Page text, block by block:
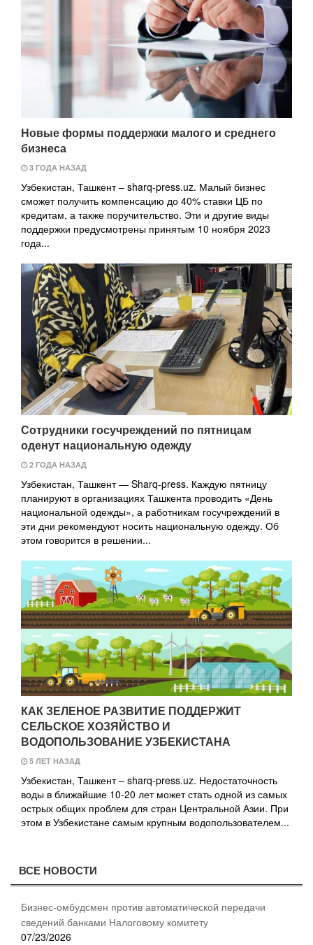
Новые формы поддержки малого и среднего
бизнеса
3 ГОДА НАЗАД
Узбекистан, Ташкент – sharq-press.uz. Малый бизнес
сможет получить компенсацию до 40% ставки ЦБ по
кредитам, а также поручительство. Эти и другие виды
поддержки предусмотрены принятым 10 ноября 2023
года...
Сотрудники госучреждений по пятницам
оденут национальную одежду
2 ГОДА НАЗАД
Узбекистан, Ташкент — Sharq-press. Каждую пятницу
планируют в организациях Ташкента проводить «День
национальной одежды», а работникам госучреждений в
эти дни рекомендуют носить национальную одежду. Об
этом говорится в решении...
КАК ЗЕЛЕНОЕ РАЗВИТИЕ ПОДДЕРЖИТ
СЕЛЬСКОЕ ХОЗЯЙСТВО И
ВОДОПОЛЬЗОВАНИЕ УЗБЕКИСТАНА
5 ЛЕТ НАЗАД
Узбекистан, Ташкент – sharq-press.uz. Недостаточность
воды в ближайшие 10-20 лет может стать одной из самых
острых общих проблем для стран Центральной Азии. При
этом в Узбекистане самым крупным водопользователем...
ВСЕ НОВОСТИ
Бизнес-омбудсмен против автоматической передачи
сведений банками Налоговому комитету
07/23/2026